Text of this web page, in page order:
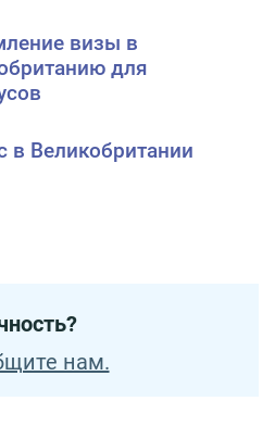
визы в
для
в Великобритании
нам.